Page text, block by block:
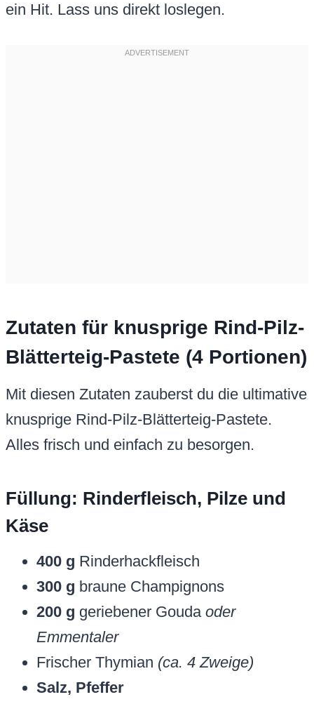
ein Hit. Lass uns direkt loslegen.
Zutaten für knusprige Rind-Pilz-
Blätterteig-Pastete (4 Portionen)
Mit diesen Zutaten zauberst du die ultimative
knusprige Rind-Pilz-Blätterteig-Pastete.
Alles frisch und einfach zu besorgen.
Füllung: Rinderfleisch, Pilze und
Käse
400 g Rinderhackfleisch
300 g braune Champignons
200 g geriebener Gouda oder
Emmentaler
Frischer Thymian (ca. 4 Zweige)
Salz, Pfeffer